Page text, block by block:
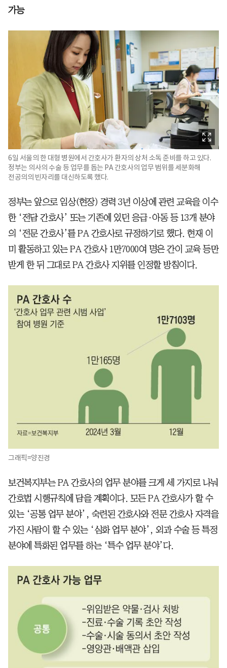
가능
6일 서울의 한 대형 병원에서 간호사가 환자의 상처 소독 준비를 하고 있다.
정부는 의사의 수술 등 업무를 돕는 PA 간호사의 업무 범위를 세분화해
전공의의 빈자리를 대신하도록 했다.
정부는 앞으로 임상(현장) 경력 3년 이상에 관련 교육을 이수
한 ‘전담 간호사’ 또는 기존에 있던 응급·아동 등 13개 분야
의 ‘전문 간호사’를 PA 간호사로 규정하기로 했다. 현재 이
미 활동하고 있는 PA 간호사 1만7000여 명은 간이 교육 등만
받게 한 뒤 그대로 PA 간호사 지위를 인정할 방침이다.
그래픽=양진경
보건복지부는 PA 간호사의 업무 분야를 크게 세 가지로 나눠
간호법 시행규칙에 담을 계획이다. 모든 PA 간호사가 할 수
있는 ‘공통 업무 분야’, 숙련된 간호사와 전문 간호사 자격을
가진 사람이 할 수 있는 ‘심화 업무 분야’, 외과 수술 등 특정
분야에 특화된 업무를 하는 ‘특수 업무 분야’다.